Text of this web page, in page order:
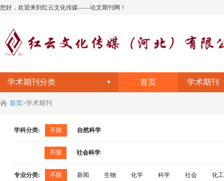
您好，欢迎来到红云文化传媒——论文期刊网！
学术期刊分类 首页 学术期刊
首页>学术期刊
学科分类: 不限 自然科学
内分泌
皮肤病与性病 感染及传染病 军
不限 社会科学
专业分类: 不限 新闻 生物 化学 科学 社会 化工